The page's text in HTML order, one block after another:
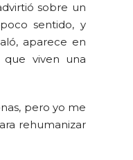
sobre un
sentido, y
aparece en
que viven una
pero yo me
rehumanizar